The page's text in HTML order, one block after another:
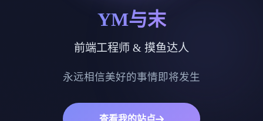
YM与末
前端工程师 & 摸鱼达人
永远相信美好的事情即将发生
查看我的站点